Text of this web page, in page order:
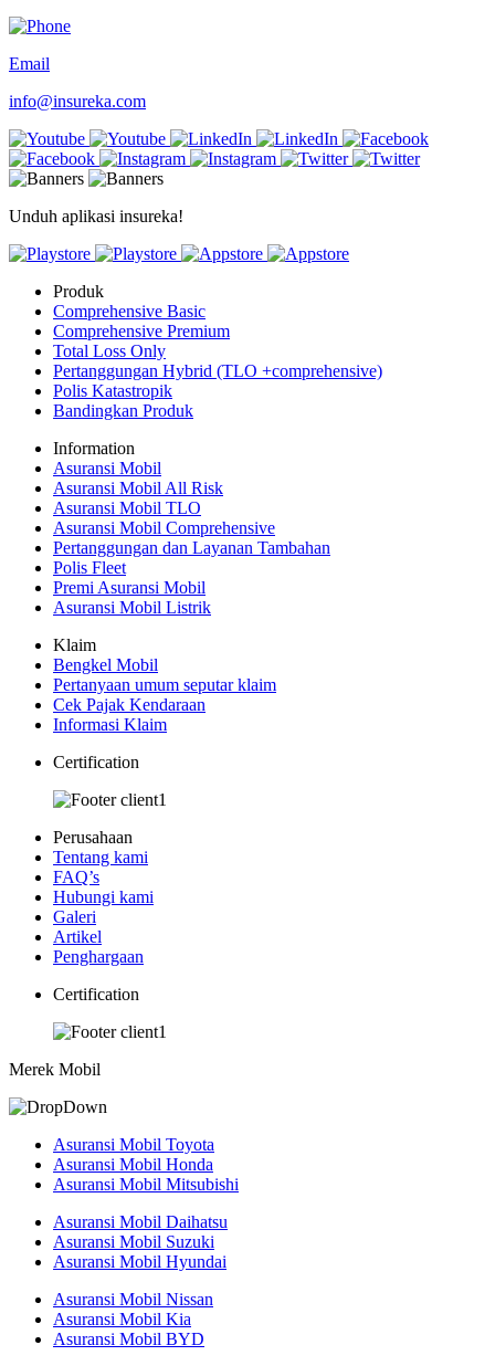
Email
info@insureka.com
Unduh aplikasi insureka!
Produk
Comprehensive Basic
Comprehensive Premium
Total Loss Only
Pertanggungan Hybrid (TLO +comprehensive)
Polis Katastropik
Bandingkan Produk
Information
Asuransi Mobil
Asuransi Mobil All Risk
Asuransi Mobil TLO
Asuransi Mobil Comprehensive
Pertanggungan dan Layanan Tambahan
Polis Fleet
Premi Asuransi Mobil
Asuransi Mobil Listrik
Klaim
Bengkel Mobil
Pertanyaan umum seputar klaim
Cek Pajak Kendaraan
Informasi Klaim
Certification
Perusahaan
Tentang kami
FAQ’s
Hubungi kami
Galeri
Artikel
Penghargaan
Certification
Merek Mobil
Asuransi Mobil Toyota
Asuransi Mobil Honda
Asuransi Mobil Mitsubishi
Asuransi Mobil Daihatsu
Asuransi Mobil Suzuki
Asuransi Mobil Hyundai
Asuransi Mobil Nissan
Asuransi Mobil Kia
Asuransi Mobil BYD